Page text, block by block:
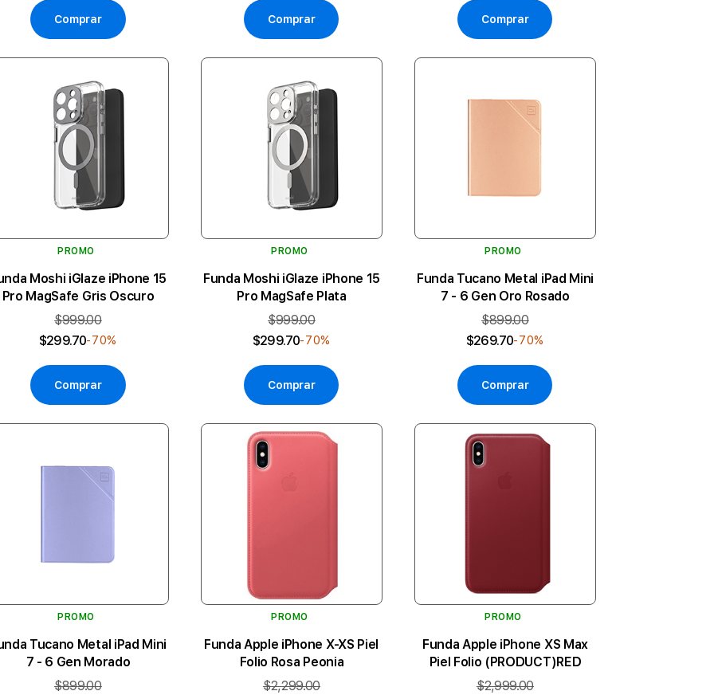
Comprar Comprar Comprar
PROMO
Moshi iGlaze iPhone 15
Pro MagSafe Gris Oscuro
$999.00
$299.70-70%
Comprar
PROMO
Funda Moshi iGlaze iPhone 15
Pro MagSafe Plata
$999.00
$299.70-70%
Comprar
PROMO
Funda Tucano Metal iPad Mini
7 - 6 Gen Oro Rosado
$899.00
$269.70-70%
Comprar
PROMO
Tucano Metal iPad Mini
7 - 6 Gen Morado
$899.00
PROMO
Funda Apple iPhone X-XS Piel
Folio Rosa Peonia
$2,299.00
PROMO
Funda Apple iPhone XS Max
Piel Folio (PRODUCT)RED
$2,999.00